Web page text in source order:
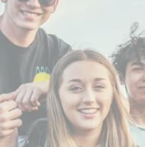
Community
Programma's
Contact
Nieuwsbrief
Inspiratie